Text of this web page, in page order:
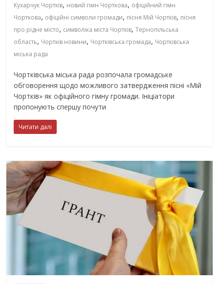
Кухарчук Чортків, новий гімн Чорткова, офіційний гімн
Чорткова, офіційні символи громади, пісня Мій Чортків, пісня
про рідне місто, символіка міста Чортків,Тернопільська
область, Чортків новини, Чортківська громада, Чортківська
міська рада
Чортківська міська рада розпочала громадське
обговорення щодо можливого затвердження пісні «Мій
Чортків» як офіційного гімну громади. Ініціатори
пропонують спершу почути
Читати далі